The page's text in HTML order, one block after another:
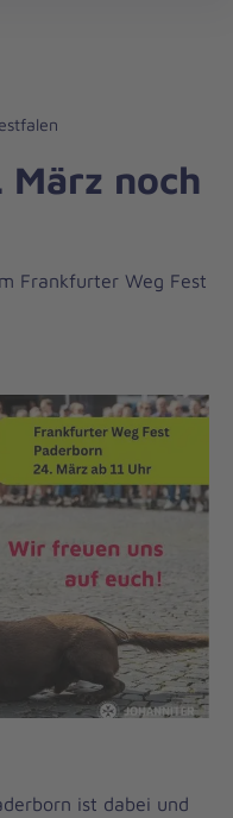
noch
Frankfurter Weg Fest
ist dabei und